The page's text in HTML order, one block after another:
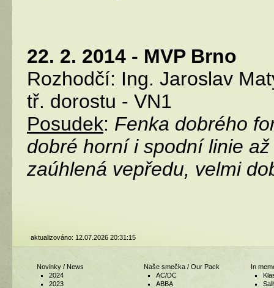
22. 2. 2014 - MVP Brno
Rozhodčí: Ing. Jaroslav
tř. dorostu - VN1
Posudek: Fenka dobrého
dobré horní i spodní linie
zaúhlená vepředu, velmi
aktualizováno: 12.07.2026 20:31:15
Novinky / News
2024
2023
Naše smečka / Our Pack
AC/DC
ABBA
In